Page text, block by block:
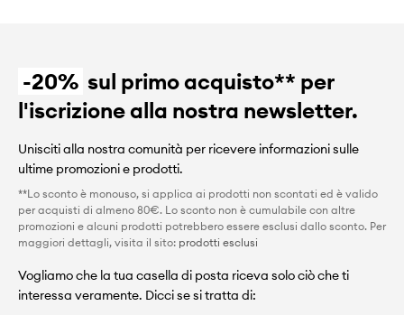
-20% sul primo acquisto** per
l'iscrizione alla nostra newsletter.
Unisciti alla nostra comunità per ricevere informazioni sulle
ultime promozioni e prodotti.
**Lo sconto è monouso, si applica ai prodotti non scontati ed è valido
per acquisti di almeno 80€. Lo sconto non è cumulabile con altre
promozioni e alcuni prodotti potrebbero essere esclusi dallo sconto. Per
maggiori dettagli, visita il sito: prodotti esclusi
Vogliamo che la tua casella di posta riceva solo ciò che ti
interessa veramente. Dicci se si tratta di: